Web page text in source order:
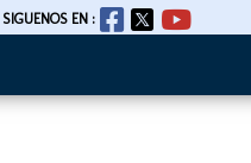
SIGUENOS EN :